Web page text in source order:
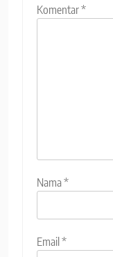
Komentar*
Nama*
Email*